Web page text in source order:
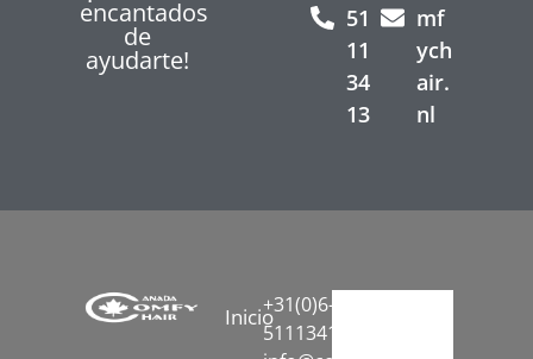
encantados
de
ayudarte!
51
11
34
13
mf
ych
air.
nl
Inicio+31(0)6-
51113413